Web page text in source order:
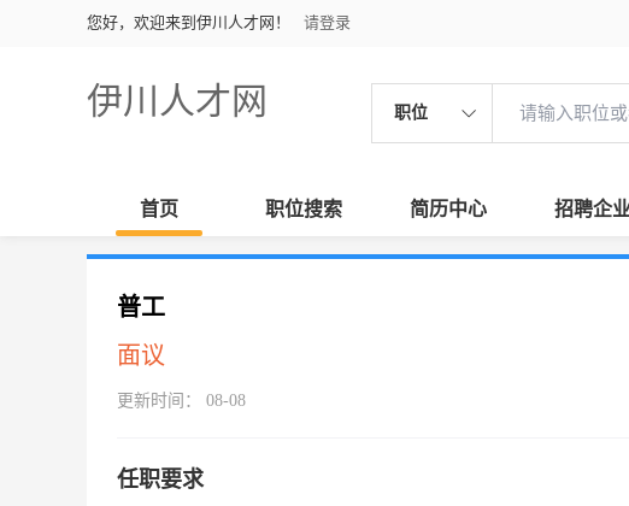
您好，欢迎来到伊川人才网！ 请登录
伊川人才网 职位
首页 职位搜索 简历中心 招聘企
普工
面议
更新时间： 08-08
任职要求